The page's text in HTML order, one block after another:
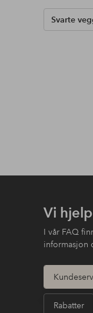
Svarte
Vi
I vår FAQ
informasjon
Rabatter